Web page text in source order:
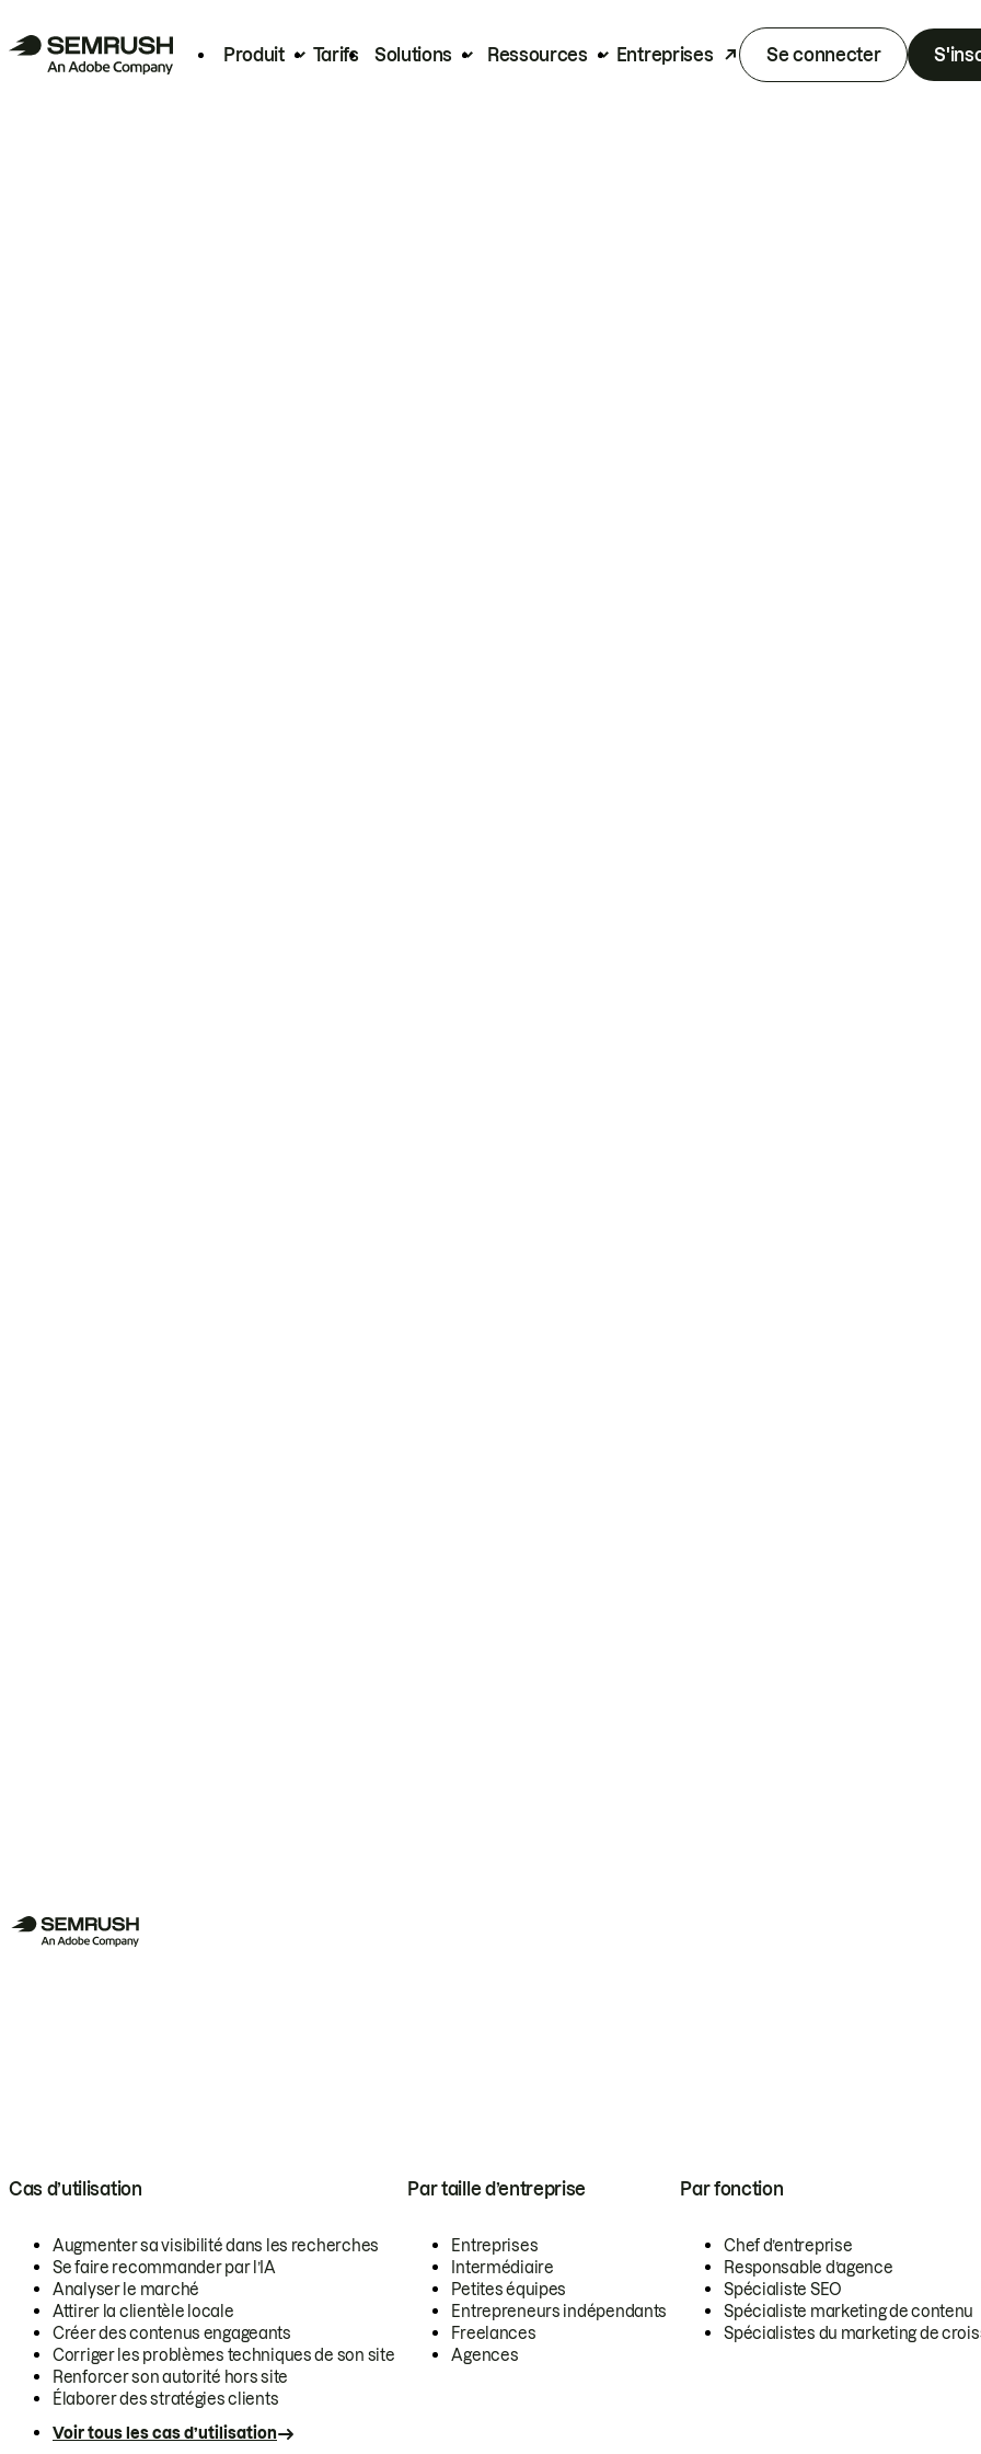
Produit Tarifs Solutions Ressources Entreprises Se connecter
Cas d’utilisation
Augmenter sa visibilité dans les recherches
Se faire recommander par l’IA
Analyser le marché
Attirer la clientèle locale
Créer des contenus engageants
Corriger les problèmes techniques de son site
Renforcer son autorité hors site
Élaborer des stratégies clients
Voir tous les cas d’utilisation
Par taille d’entreprise
Entreprises
Intermédiaire
Petites équipes
Entrepreneurs indépendants
Freelances
Agences
Par fonction
Chef d’entreprise
Responsable d’agence
Spécialiste SEO
Spécialiste marketing de contenu
Spécialistes du marketing de